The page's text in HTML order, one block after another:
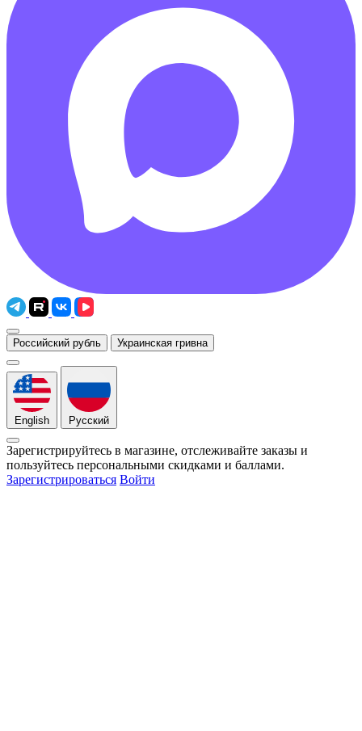
Российский рубль Украинская гривна
English Русский
Зарегистрируйтесь в магазине, отслеживайте заказы и
пользуйтесь персональными скидками и баллами.
Зарегистрироваться Войти